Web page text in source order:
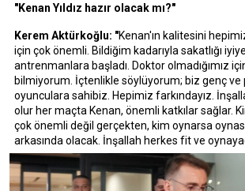
"Kenan Yıldız hazır olacak mı?"
Kerem Aktürkoğlu: "Kenan'ın kalitesini
için çok önemli. Bildiğim kadarıyla sakatlığı
antrenmanlara başladı. Doktor olmadığımız
bilmiyorum. İçtenlikle söylüyorum; biz genç ve
oyunculara sahibiz. Hepimiz farkındayız.
olur her maçta Kenan, önemli katkılar sağlar.
çok önemli değil gerçekten, kim oynarsa
arkasında olacak. İnşallah herkes fit ve